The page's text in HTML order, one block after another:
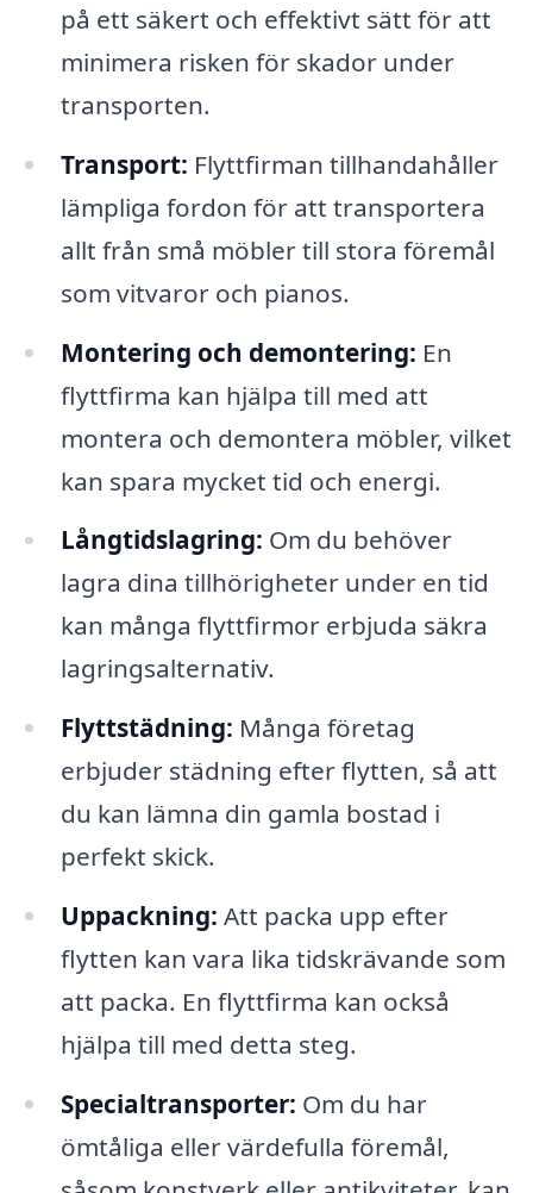
på ett säkert och effektivt sätt för att
minimera risken för skador under
transporten.
Transport: Flyttfirman tillhandahåller
lämpliga fordon för att transportera
allt från små möbler till stora föremål
som vitvaror och pianos.
Montering och demontering: En
flyttfirma kan hjälpa till med att
montera och demontera möbler, vilket
kan spara mycket tid och energi.
Långtidslagring: Om du behöver
lagra dina tillhörigheter under en tid
kan många flyttfirmor erbjuda säkra
lagringsalternativ.
Flyttstädning: Många företag
erbjuder städning efter flytten, så att
du kan lämna din gamla bostad i
perfekt skick.
Uppackning: Att packa upp efter
flytten kan vara lika tidskrävande som
att packa. En flyttfirma kan också
hjälpa till med detta steg.
Specialtransporter: Om du har
ömtåliga eller värdefulla föremål,